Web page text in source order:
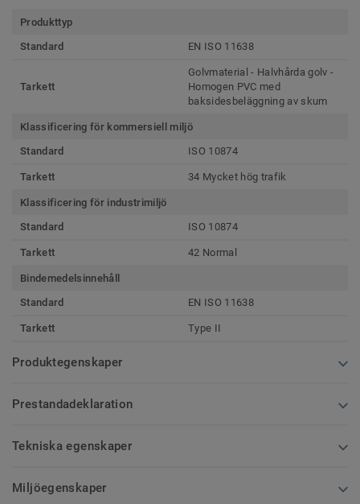
Produkttyp
Standard
EN ISO 11638
Tarkett
Golvmaterial - Halvhårda golv -
Homogen PVC med
baksidesbeläggning av skum
Klassificering för kommersiell miljö
Standard
ISO 10874
Tarkett 34 Mycket hög trafik
Klassificering för industrimiljö
Standard
ISO 10874
Tarkett 42 Normal
Bindemedelsinnehåll
Standard
EN ISO 11638
Tarkett Type II
Produktegenskaper
Prestandadeklaration
Tekniska egenskaper
Miljöegenskaper